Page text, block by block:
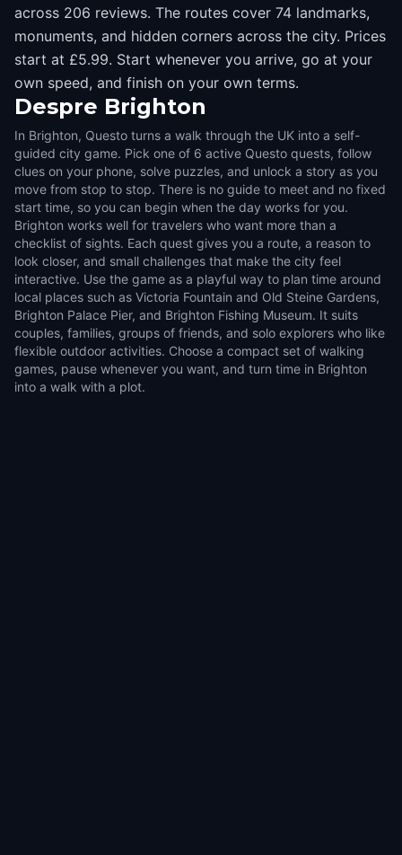
across 206 reviews. The routes cover 74 landmarks,
monuments, and hidden corners across the city. Prices
start at £5.99. Start whenever you arrive, go at your
own speed, and finish on your own terms.
Despre Brighton
In Brighton, Questo turns a walk through the UK into a self-
guided city game. Pick one of 6 active Questo quests, follow
clues on your phone, solve puzzles, and unlock a story as you
move from stop to stop. There is no guide to meet and no fixed
start time, so you can begin when the day works for you.
Brighton works well for travelers who want more than a
checklist of sights. Each quest gives you a route, a reason to
look closer, and small challenges that make the city feel
interactive. Use the game as a playful way to plan time around
local places such as Victoria Fountain and Old Steine Gardens,
Brighton Palace Pier, and Brighton Fishing Museum. It suits
couples, families, groups of friends, and solo explorers who like
flexible outdoor activities. Choose a compact set of walking
games, pause whenever you want, and turn time in Brighton
into a walk with a plot.